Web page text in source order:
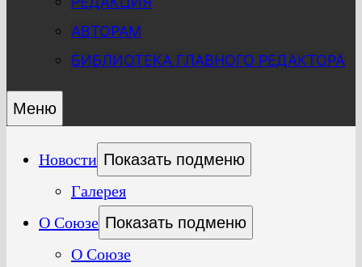
АВТОРАМ
БИБЛИОТЕКА ГЛАВНОГО РЕДАКТОРА
Меню
Новости Показать подменю
Галерея
О Союзе Показать подменю
О Союзе